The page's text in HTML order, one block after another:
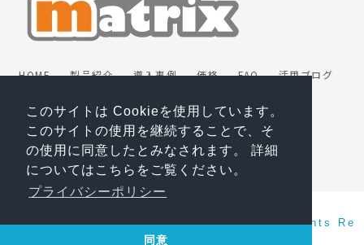
このサイトは Cookieを使用しています。
このサイトの使用を継続することで、そ
の使用に同意したとみなされます。 詳細
についてはこちらをご覧ください。
プライバシーポリシー
同意
HOME 製品紹介 導入事例 価格 FAQ
活用ブログ
無料トライアル
プライバシーポリシー
マスターサブスクリプション契約
会社情報 ENGLISH
Copyright(c) 2026 Mashmatrix, Inc. All Rights Re
served.